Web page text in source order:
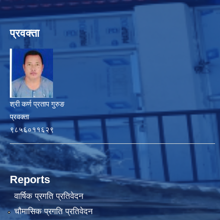
प्रवक्ता
श्री कर्ण प्रताप गुरुङ
प्रवक्ता
९८५६०११६२९
Reports
वार्षिक प्रगति प्रतिवेदन
चौमासिक प्रगति प्रतिवेदन